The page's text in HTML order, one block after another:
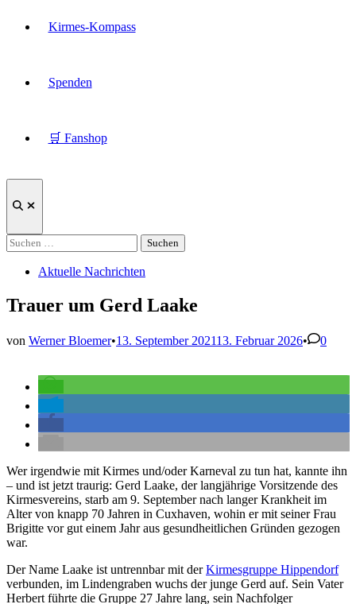
Kirmes-Kompass
Spenden
🛒 Fanshop
Suche
Suchen
nach:
Veröffentlicht
Aktuelle Nachrichten
Trauer um Gerd Laake
von Werner Bloemer•13. September 202113. Februar 2026• 0
Wer irgendwie mit Kirmes und/oder Karneval zu tun hat, kannte ihn
– und ist jetzt traurig: Gerd Laake, der langjährige Vorsitzende des
Kirmesvereins, starb am 9. September nach langer Krankheit im
Alter von knapp 70 Jahren in Cuxhaven, wohin er mit seiner Frau
Brigitte vor gut einem Jahr aus gesundheitlichen Gründen gezogen
war.
Der Name Laake ist untrennbar mit derKirmesgruppe Hippendorf
verbunden, im Lindengraben wuchs der junge Gerd auf. Sein Vater
Herbert führte die Gruppe 27 Jahre lang, sein Nachfolger